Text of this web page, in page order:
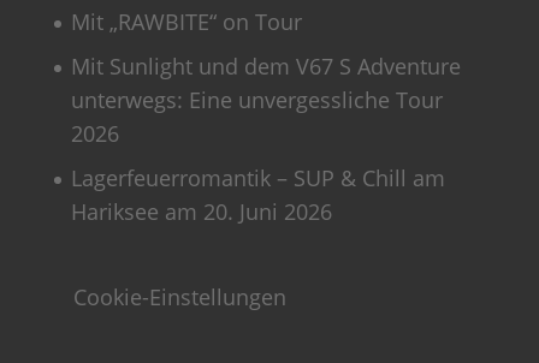
Mit „RAWBITE“ on Tour
Mit Sunlight und dem V67 S Adventure
unterwegs: Eine unvergessliche Tour
2026
Lagerfeuerromantik – SUP & Chill am
Hariksee am 20. Juni 2026
Cookie-Einstellungen